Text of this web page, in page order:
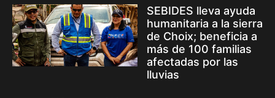
SEBIDES lleva ayuda
humanitaria a la sierra
de Choix; beneficia a
más de 100 familias
afectadas por las
lluvias